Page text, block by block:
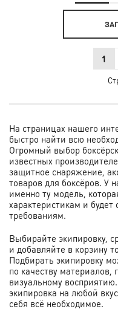
1
На страницах нашего
быстро найти всю
Огромный выбор
известных
защитное снаряжение,
товаров для боксёров. У
именно ту модель,
характеристикам и
требованиям.
Выбирайте экипировку,
и добавляйте в корзину
Подбирать экипировку
по качеству материалов,
визуальному
экипировка на любой
себя всё необходимое.